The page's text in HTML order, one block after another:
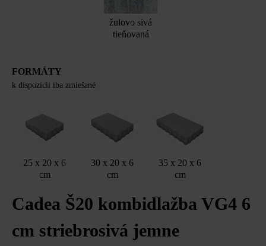
žulovo sivá
tieňovaná
FORMÁTY
k dispozícii iba zmiešané
25 x 20 x 6
cm
30 x 20 x 6
cm
35 x 20 x 6
cm
Cadea Š20 kombidlažba VG4 6
cm striebrosivá jemne